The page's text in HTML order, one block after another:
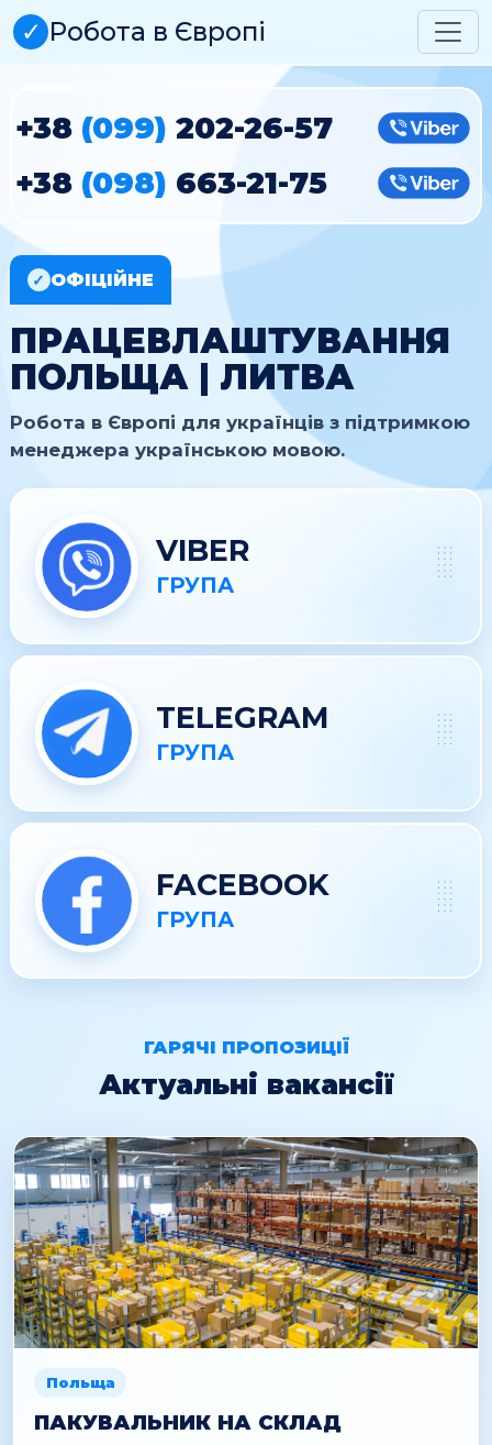
✓ Робота в Європі
+38 (099) 202-26-57
+38 (098) 663-21-75
✓ ОФІЦІЙНЕ
ПРАЦЕВЛАШТУВАННЯ
ПОЛЬЩА | ЛИТВА
Робота в Європі для українців з підтримкою
менеджера українською мовою.
VIBER
ГРУПА
TELEGRAM
ГРУПА
FACEBOOK
ГРУПА
ГАРЯЧІ ПРОПОЗИЦІЇ
Актуальні вакансії
Польща
ПАКУВАЛЬНИК НА СКЛАД